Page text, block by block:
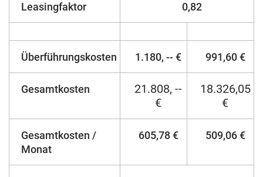
Leasingfaktor 0,82
Überführungskosten 1.180, -- € 991,60 €
Gesamtkosten
21.808, --
€
18.326,05
€
Gesamtkosten /
Monat
605,78 € 509,06 €